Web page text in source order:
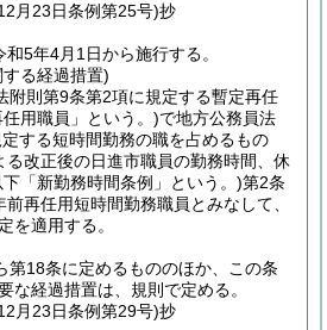
月23日条例第25号)抄
和5年4月1日から施行する。
る経過措置)
附則第9条第2項に規定する暫定再任
用職員」という。)で地方公務員法
する短時間勤務の職を占めるもの
る改正後の日進市職員の勤務時間、休
「新勤務時間条例」という。)第2条
再任用短時間勤務職員とみなして、
を適用する。
第18条に定めるもののほか、この条
な経過措置は、規則で定める。
月23日条例第29号)抄